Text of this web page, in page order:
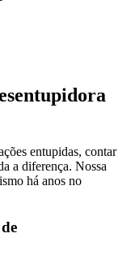
entupidas, contar
a diferença. Nossa
há anos no